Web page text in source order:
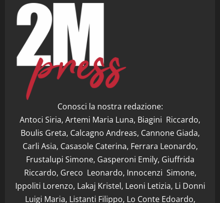
Conosci la nostra redazione:
Antoci Siria, Artemi Maria Luna, Biagini Riccardo,
Boulis Greta, Calcagno Andreas, Cannone Giada,
Carli Asia, Casasole Caterina, Ferrara Leonardo,
Frustalupi Simone, Gasperoni Emily, Giuffrida
Riccardo, Greco Leonardo, Innocenzi Simone,
Ippoliti Lorenzo, Lakaj Kristel, Leoni Letizia, Li Donni
Luigi Maria, Listanti Filippo, Lo Conte Edoardo,